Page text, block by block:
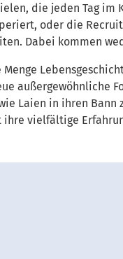
die jeden Tag im
oder die
Dabei kommen
Menge
außergewöhnliche
Laien in ihren
vielfältige